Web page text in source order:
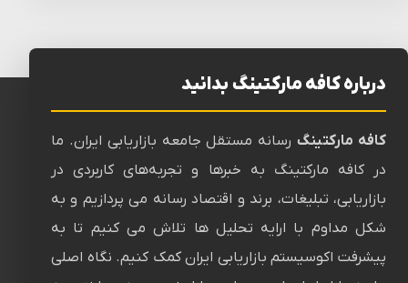
درباره کافه مارکتینگ بدانید
کافه مارکتینگرسانه‌ مستقل جامعه بازاریابی ایران. ما
در کافه مارکتینگ به خبرها و تجربه‌های کاربردی در
بازاریابی، تبلیغات، برند و اقتصاد رسانه می پردازیم و به
شکل مداوم با ارایه تحلیل ها تلاش می کنیم تا به
پیشرفت اکوسیستم بازاریابی ایران کمک کنیم. نگاه اصلی